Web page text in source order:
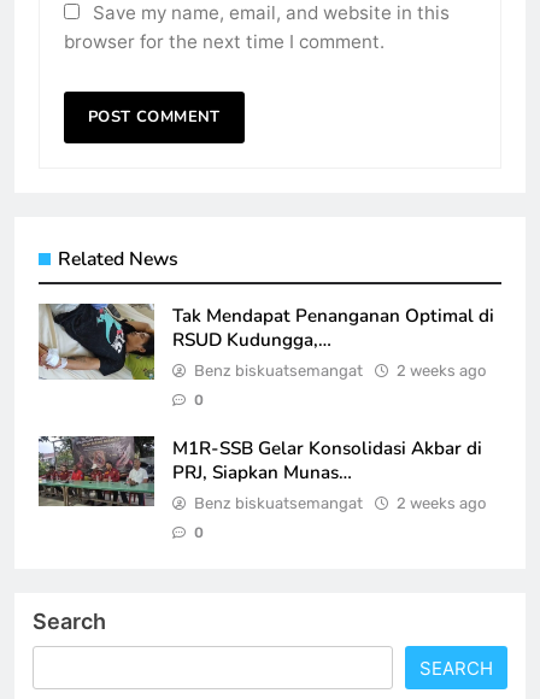
Save my name, email, and website in this
browser for the next time I comment.
Related News
Tak Mendapat Penanganan Optimal di
RSUD Kudungga,…
Benz biskuatsemangat 2 weeks ago
0
M1R-SSB Gelar Konsolidasi Akbar di
PRJ, Siapkan Munas…
Benz biskuatsemangat 2 weeks ago
0
Search
SEARCH